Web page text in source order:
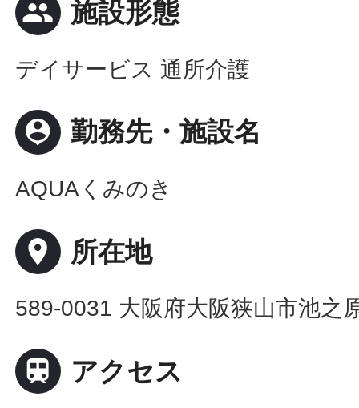
people 施設形態
デイサービス 通所介護
person_pin 勤務先・施設名
AQUAくみのき
place 所在地
589-0031 大阪府大阪狭山市池之
 アクセス